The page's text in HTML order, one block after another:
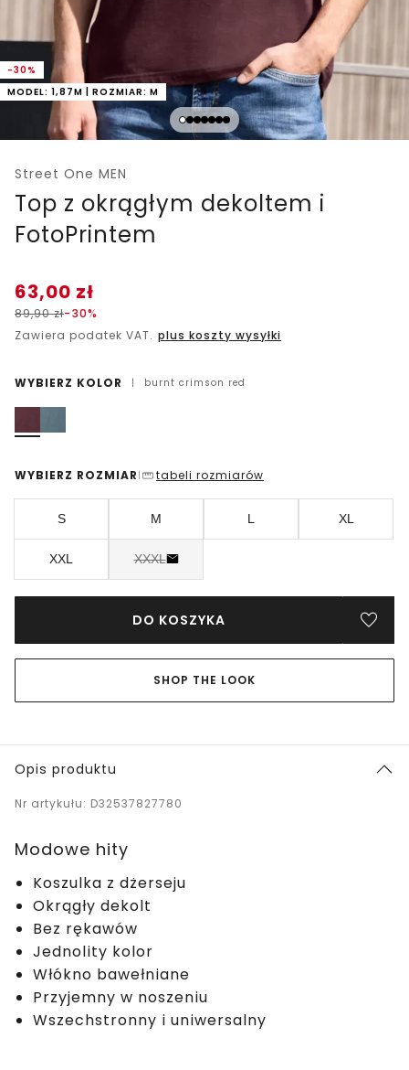
-30%
MODEL: 1,87M | ROZMIAR: M
Street One MEN
Top z okrągłym dekoltem i
FotoPrintem
63,00 zł
89,90zł-30%
Zawiera podatek VAT. plus koszty wysyłki
WYBIERZ KOLOR | burnt crimson red
WYBIERZ ROZMIAR | tabeli rozmiarów
S M L XL
XXL XXXL
DO KOSZYKA
SHOP THE LOOK
Opis produktu
Nr artykułu: D32537827780
Modowe hity
Koszulka z dżerseju
Okrągły dekolt
Bez rękawów
Jednolity kolor
Włókno bawełniane
Przyjemny w noszeniu
Wszechstronny i uniwersalny